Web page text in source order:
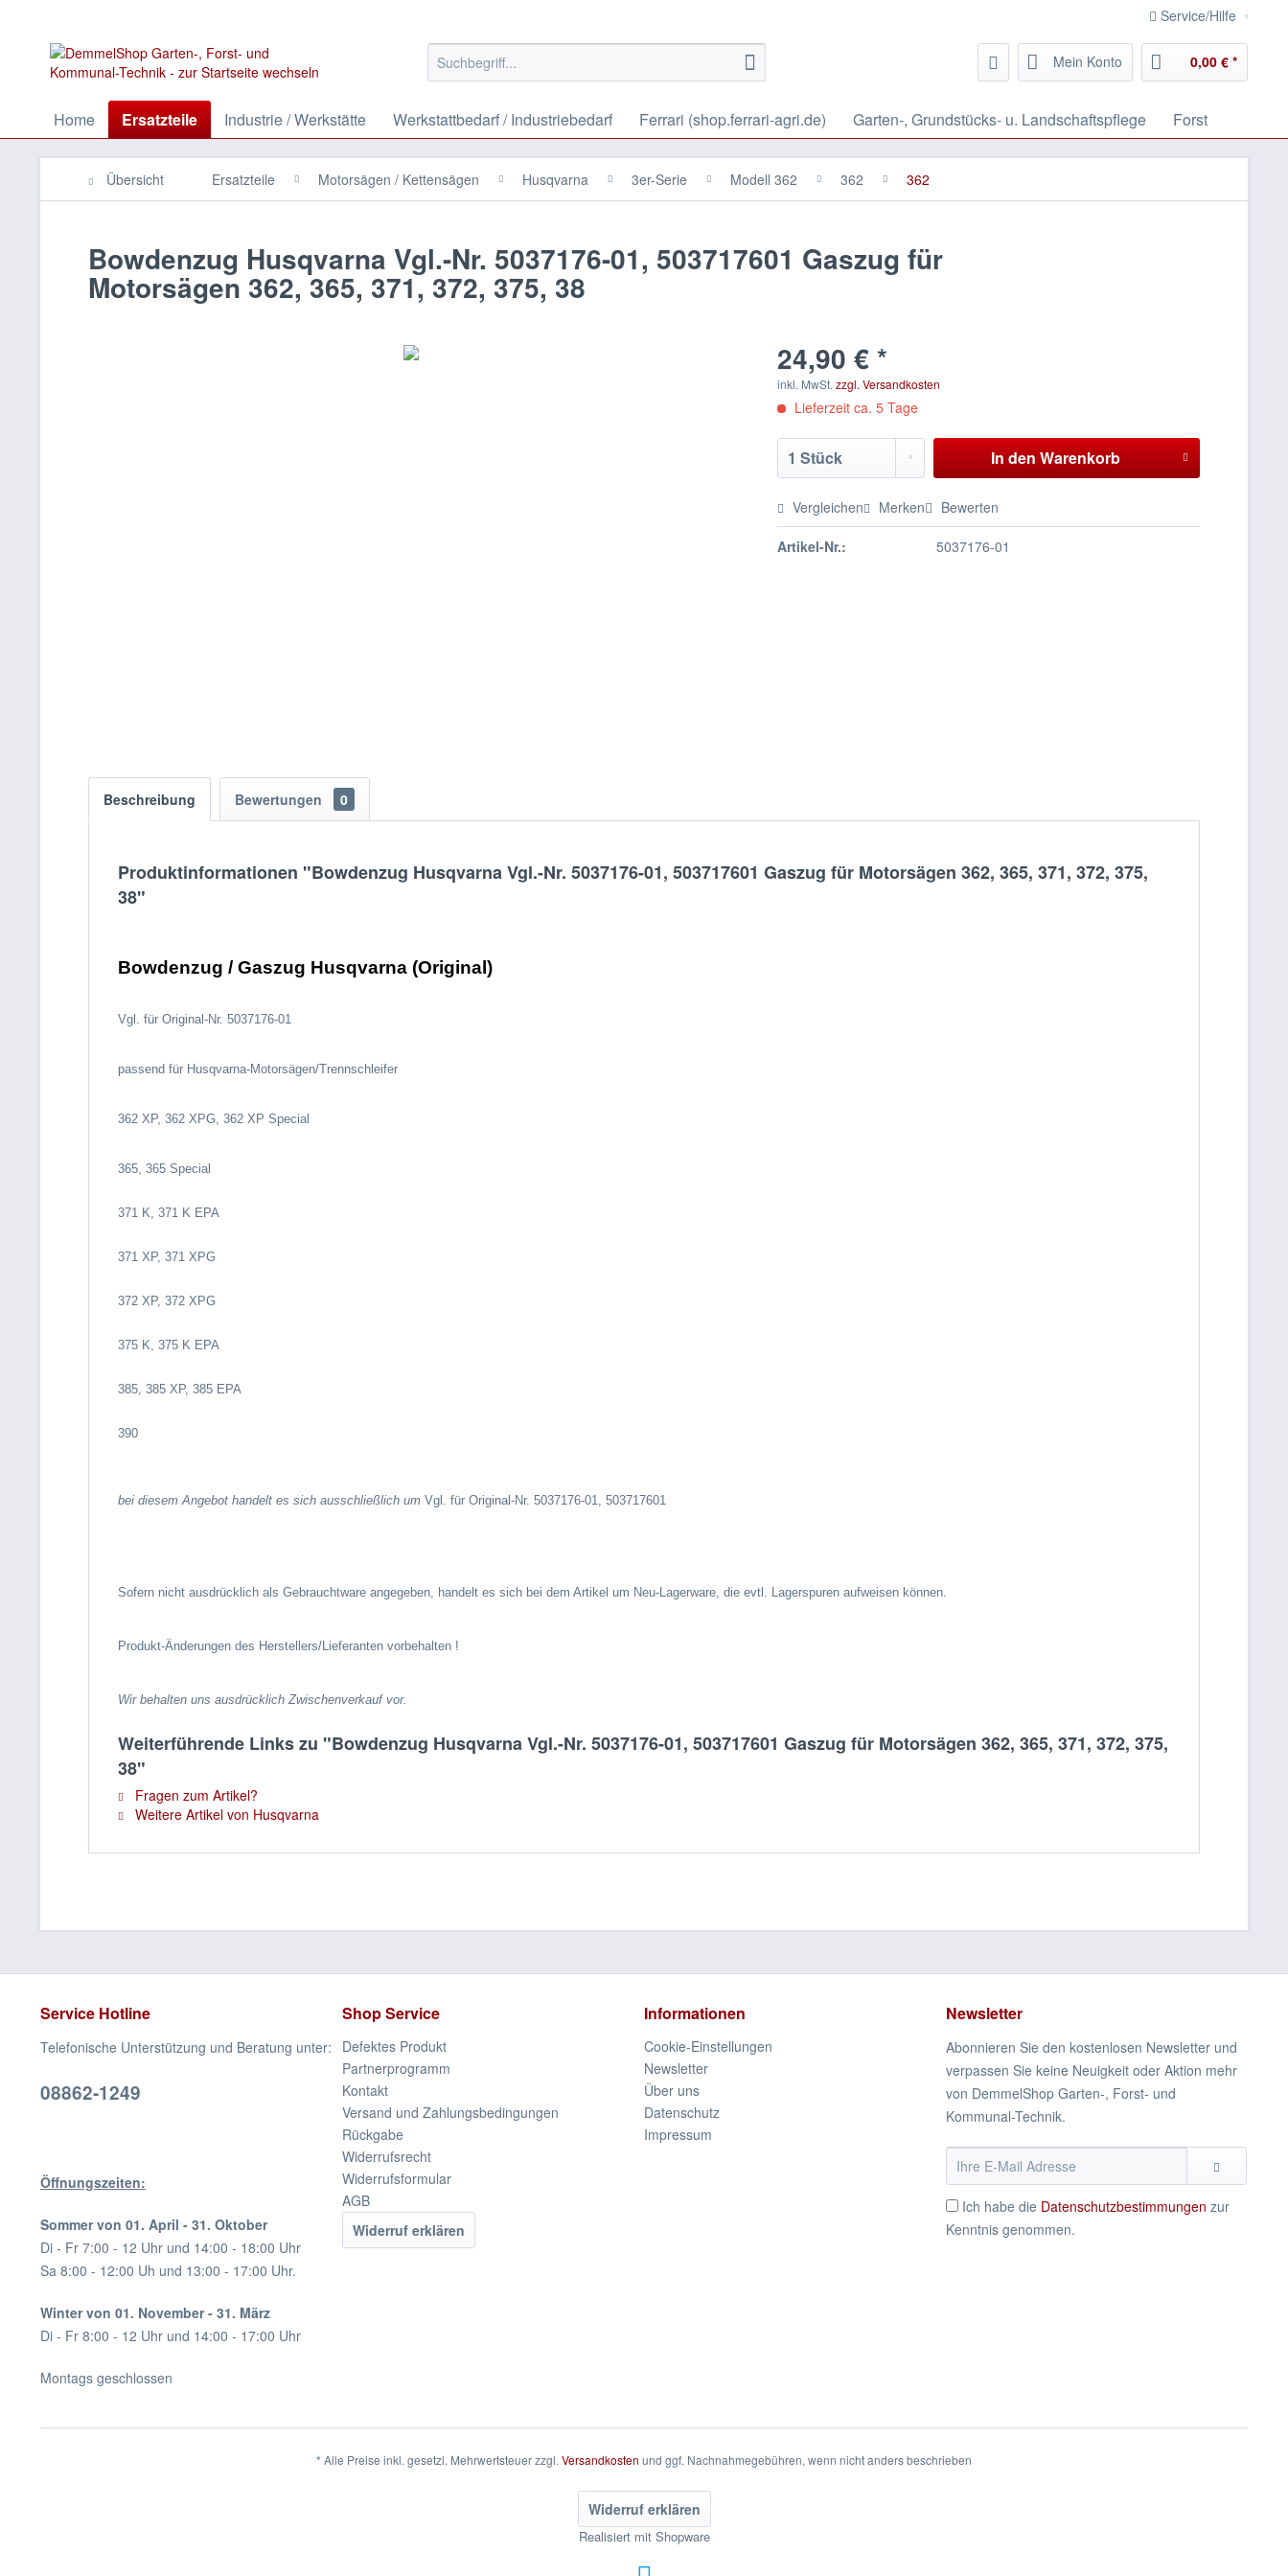
Service/Hilfe
Mein Konto 0,00 € *
Home Ersatzteile Industrie / Werkstätte Werkstattbedarf / Industriebedarf Ferrari (shop.ferrari-agri.de) Garten-, Grundstücks- u. Landschaftspflege Forst
Übersicht Ersatzteile Motorsägen / Kettensägen Husqvarna 3er-Serie Modell 362 362 362
Bowdenzug Husqvarna Vgl.-Nr. 5037176-01, 503717601 Gaszug für
Motorsägen 362, 365, 371, 372, 375, 38
24,90 € *
inkl. MwSt.zzgl. Versandkosten
Lieferzeit ca. 5 Tage
In den Warenkorb
Vergleichen Merken Bewerten
Artikel-Nr.: 5037176-01
Beschreibung Bewertungen 0
Produktinformationen "Bowdenzug Husqvarna Vgl.-Nr. 5037176-01, 503717601 Gaszug für Motorsägen 362, 365, 371, 372, 375,
38"
Bowdenzug / Gaszug Husqvarna (Original)
Vgl. für Original-Nr. 5037176-01
passend für Husqvarna-Motorsägen/Trennschleifer
362 XP, 362 XPG, 362 XP Special
365, 365 Special
371 K, 371 K EPA
371 XP, 371 XPG
372 XP, 372 XPG
375 K, 375 K EPA
385, 385 XP, 385 EPA
390
bei diesem Angebot handelt es sich ausschließlich um Vgl. für Original-Nr. 5037176-01, 503717601
Sofern nicht ausdrücklich als Gebrauchtware angegeben, handelt es sich bei dem Artikel um Neu-Lagerware, die evtl. Lagerspuren aufweisen können.
Produkt-Änderungen des Herstellers/Lieferanten vorbehalten !
Wir behalten uns ausdrücklich Zwischenverkauf vor.
Weiterführende Links zu "Bowdenzug Husqvarna Vgl.-Nr. 5037176-01, 503717601 Gaszug für Motorsägen 362, 365, 371, 372, 375,
38"
Fragen zum Artikel?
Weitere Artikel von Husqvarna
Service Hotline
Telefonische Unterstützung und Beratung unter:
08862-1249
Öffnungszeiten:
Sommer von 01. April - 31. Oktober
Di - Fr 7:00 - 12 Uhr und 14:00 - 18:00 Uhr
Sa 8:00 - 12:00 Uh und 13:00 - 17:00 Uhr.
Winter von 01. November - 31. März
Di - Fr 8:00 - 12 Uhr und 14:00 - 17:00 Uhr
Montags geschlossen
Shop Service
Defektes Produkt
Partnerprogramm
Kontakt
Versand und Zahlungsbedingungen
Rückgabe
Widerrufsrecht
Widerrufsformular
AGB
Widerruf erklären
Informationen
Cookie-Einstellungen
Newsletter
Über uns
Datenschutz
Impressum
Newsletter
Abonnieren Sie den kostenlosen Newsletter und
verpassen Sie keine Neuigkeit oder Aktion mehr
von DemmelShop Garten-, Forst- und
Kommunal-Technik.
Ich habe die Datenschutzbestimmungen zur
Kenntnis genommen.
* Alle Preise inkl. gesetzl. Mehrwertsteuer zzgl. Versandkosten und ggf. Nachnahmegebühren, wenn nicht anders beschrieben
Widerruf erklären
Realisiert mit Shopware